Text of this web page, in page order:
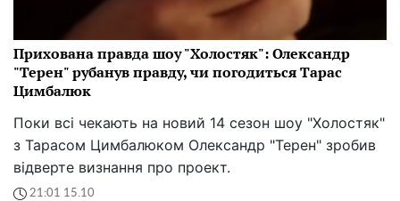
Прихована правда шоу "Холостяк": Олександр
"Терен" рубанув правду, чи погодиться Тарас
Цимбалюк
Поки всі чекають на новий 14 сезон шоу "Холостяк"
з Тарасом Цимбалюком Олександр "Терен" зробив
відверте визнання про проект.
21:01 15.10